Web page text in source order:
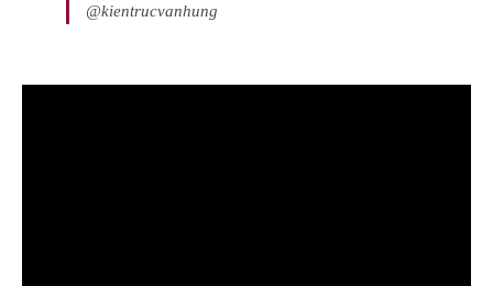
@kientrucvanhung